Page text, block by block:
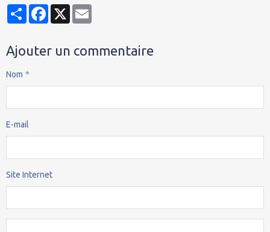
PartagerFacebook
X
Ajouter un commentaire
Nom
E-mail
Site Internet